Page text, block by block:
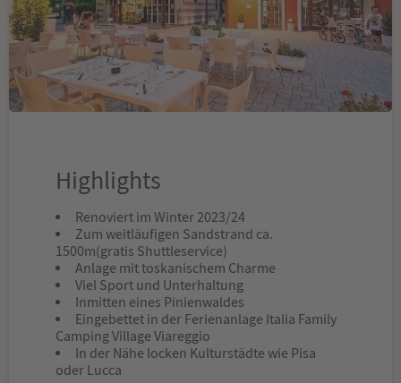
Highlights
Renoviert im Winter 2023/24
Zum weitläufigen Sandstrand ca.
1500m(gratis Shuttleservice)
Anlage mit toskanischem Charme
Viel Sport und Unterhaltung
Inmitten eines Pinienwaldes
Eingebettet in der Ferienanlage Italia Family
Camping Village Viareggio
In der Nähe locken Kulturstädte wie Pisa
oder Lucca